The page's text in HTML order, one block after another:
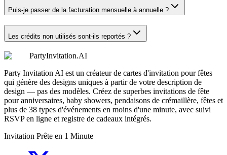
Puis-je passer de la facturation mensuelle à annuelle ?
Les crédits non utilisés sont-ils reportés ?
PartyInvitation.AI
Party Invitation AI est un créateur de cartes d'invitation pour fêtes
qui génère des designs uniques à partir de votre description de
design — pas des modèles. Créez de superbes invitations de fête
pour anniversaires, baby showers, pendaisons de crémaillère, fêtes et
plus de 38 types d'événements en moins d'une minute, avec suivi
RSVP en ligne et registre de cadeaux intégrés.
Invitation Prête en 1 Minute